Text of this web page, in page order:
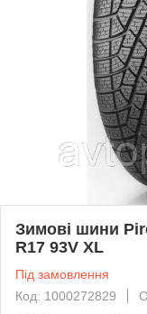
Зимові шини
R17 93V XL
Під замовлення
Код: 1000272829